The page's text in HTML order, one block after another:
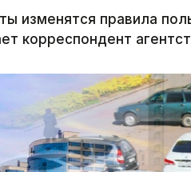
изменятся правила
корреспондент